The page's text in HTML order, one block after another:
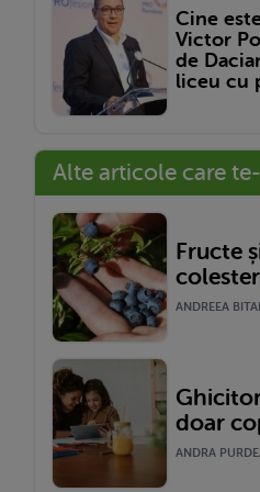
Cine
Victor
de
liceu cu
Alte articole care
Fructe
ANDREEA
doar
ANDRA